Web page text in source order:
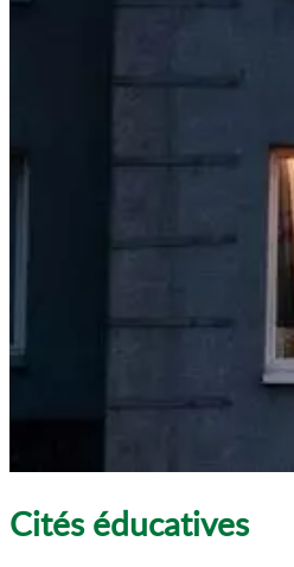
Cités éducatives